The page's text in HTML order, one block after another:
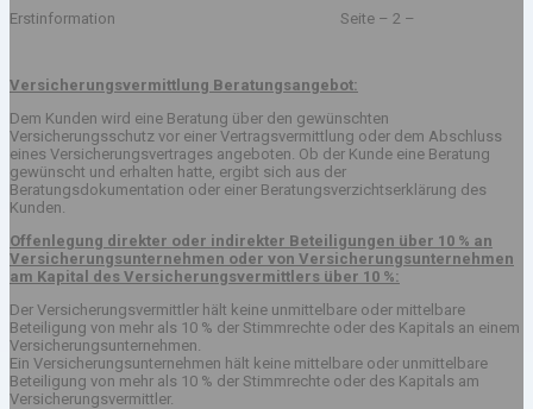
Erstinformation Seite – 2 –
Versicherungsvermittlung Beratungsangebot:
Dem Kunden wird eine Beratung über den gewünschten
Versicherungsschutz vor einer Vertragsvermittlung oder dem Abschluss
eines Versicherungsvertrages angeboten. Ob der Kunde eine Beratung
gewünscht und erhalten hatte, ergibt sich aus der
Beratungsdokumentation oder einer Beratungsverzichtserklärung des
Kunden.
Offenlegung direkter oder indirekter Beteiligungen über 10 % an
Versicherungsunternehmen oder von Versicherungsunternehmen
am Kapital des Versicherungsvermittlers über 10 %:
Der Versicherungsvermittler hält keine unmittelbare oder mittelbare
Beteiligung von mehr als 10 % der Stimmrechte oder des Kapitals an einem
Versicherungsunternehmen.
Ein Versicherungsunternehmen hält keine mittelbare oder unmittelbare
Beteiligung von mehr als 10 % der Stimmrechte oder des Kapitals am
Versicherungsvermittler.